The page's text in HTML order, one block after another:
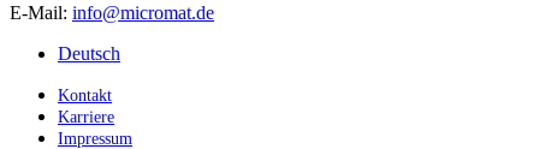
E-Mail: info@micromat.de
Deutsch
Kontakt
Karriere
Impressum